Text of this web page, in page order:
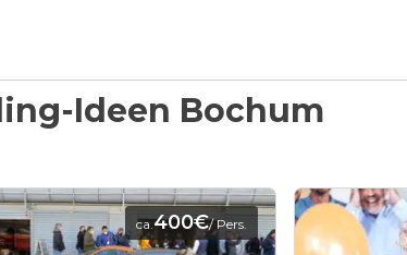
Ideen Bochum
ca.400€/ Pers.